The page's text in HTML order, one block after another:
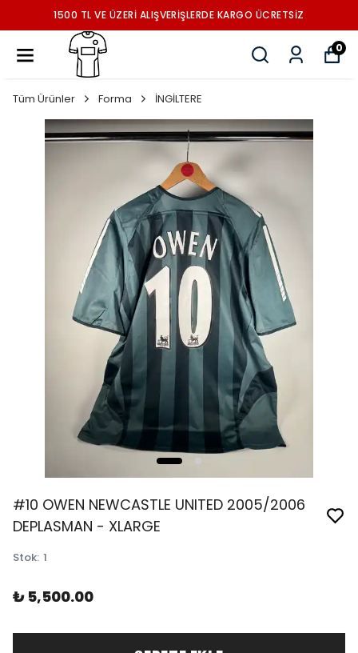
1500 TL VE ÜZERİ ALIŞVERİŞLERDE KARGO ÜCRETSİZ
0
Tüm Ürünler Forma İNGİLTERE
#10 OWEN NEWCASTLE UNITED 2005/2006
DEPLASMAN - XLARGE
Stok: 1
₺ 5,500.00